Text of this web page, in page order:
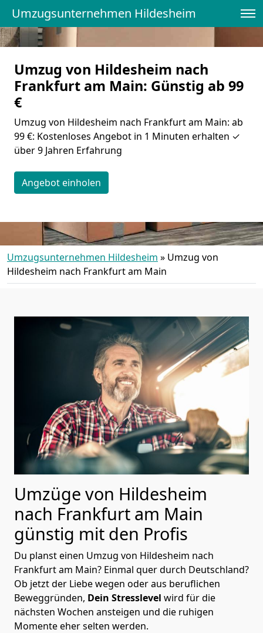
Umzugsunternehmen Hildesheim
Umzug von Hildesheim nach
Frankfurt am Main: Günstig ab 99
€
Umzug von Hildesheim nach Frankfurt am Main: ab
99 €: Kostenloses Angebot in 1 Minuten erhalten ✓
über 9 Jahren Erfahrung
Angebot einholen
Umzugsunternehmen Hildesheim » Umzug von
Hildesheim nach Frankfurt am Main
Umzüge von Hildesheim
nach Frankfurt am Main
günstig mit den Profis
Du planst einen Umzug von Hildesheim nach
Frankfurt am Main? Einmal quer durch Deutschland?
Ob jetzt der Liebe wegen oder aus beruflichen
Beweggründen, Dein Stresslevel wird für die
nächsten Wochen ansteigen und die ruhigen
Momente eher selten werden.